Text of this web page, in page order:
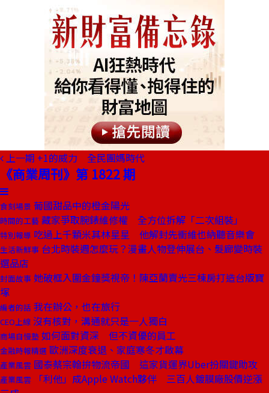
上一期 +1的威力 全民團媽時代
《商業周刊》第 1822 期
食刻場景 葡國甜品中的橙金陽光
時間的工藝 藏家爭取腕錶維修權 全方位拆解「二次組裝」
特別報導 吃過上千顆米其林星星 他解封先衝維也納聽音樂會
生活新鮮事 台北時裝週怎麼玩？漫畫人物登伸展台、髮廊變時裝
選品店
封面故事 她破框入圍金鐘獎視帝！陳亞蘭賣光三棟房打造台版寶
塚
編者的話 我在辦公，也在旅行
CEO上線 沒有核對，溝通就只是一人獨白
商場自慢塾 如何面對資深 但不資優的員工
金融時報精選 歐洲深度衰退、家庭寒冬才啟幕
產業風雲 國泰蔡宗翰拚物流帝國 這家貨運界Uber扮關鍵助攻
產業風雲
「利他」成Apple Watch夥伴 三百人鍍膜廠股價逆漲